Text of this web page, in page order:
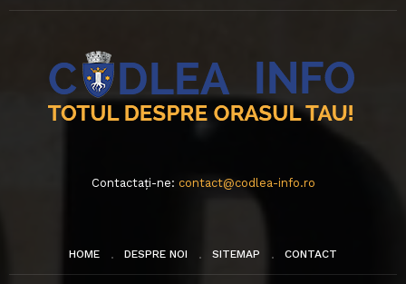
Contactați-ne: contact@codlea-info.ro
HOME DESPRE NOI SITEMAP CONTACT